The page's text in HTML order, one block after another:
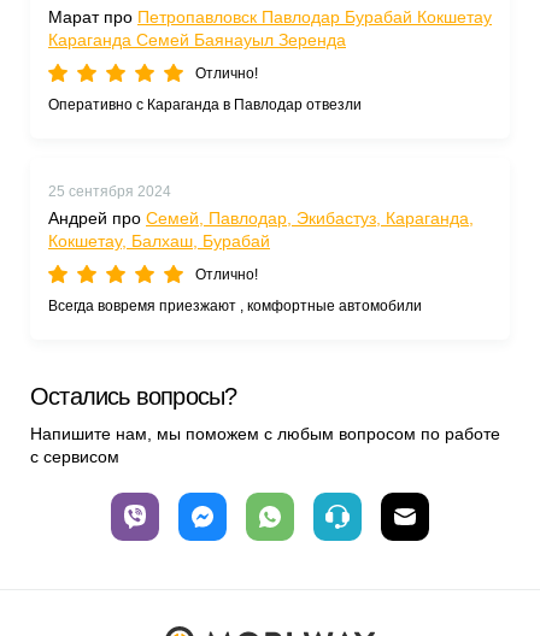
Марат про Петропавловск Павлодар Бурабай Кокшетау
Караганда Семей Баянауыл Зеренда
Отлично!
Оперативно с Караганда в Павлодар отвезли
25 сентября 2024
Андрей про Семей, Павлодар, Экибастуз, Караганда,
Кокшетау, Балхаш, Бурабай
Отлично!
Всегда вовремя приезжают , комфортные автомобили
Остались вопросы?
Напишите нам, мы поможем с любым вопросом по работе
с сервисом